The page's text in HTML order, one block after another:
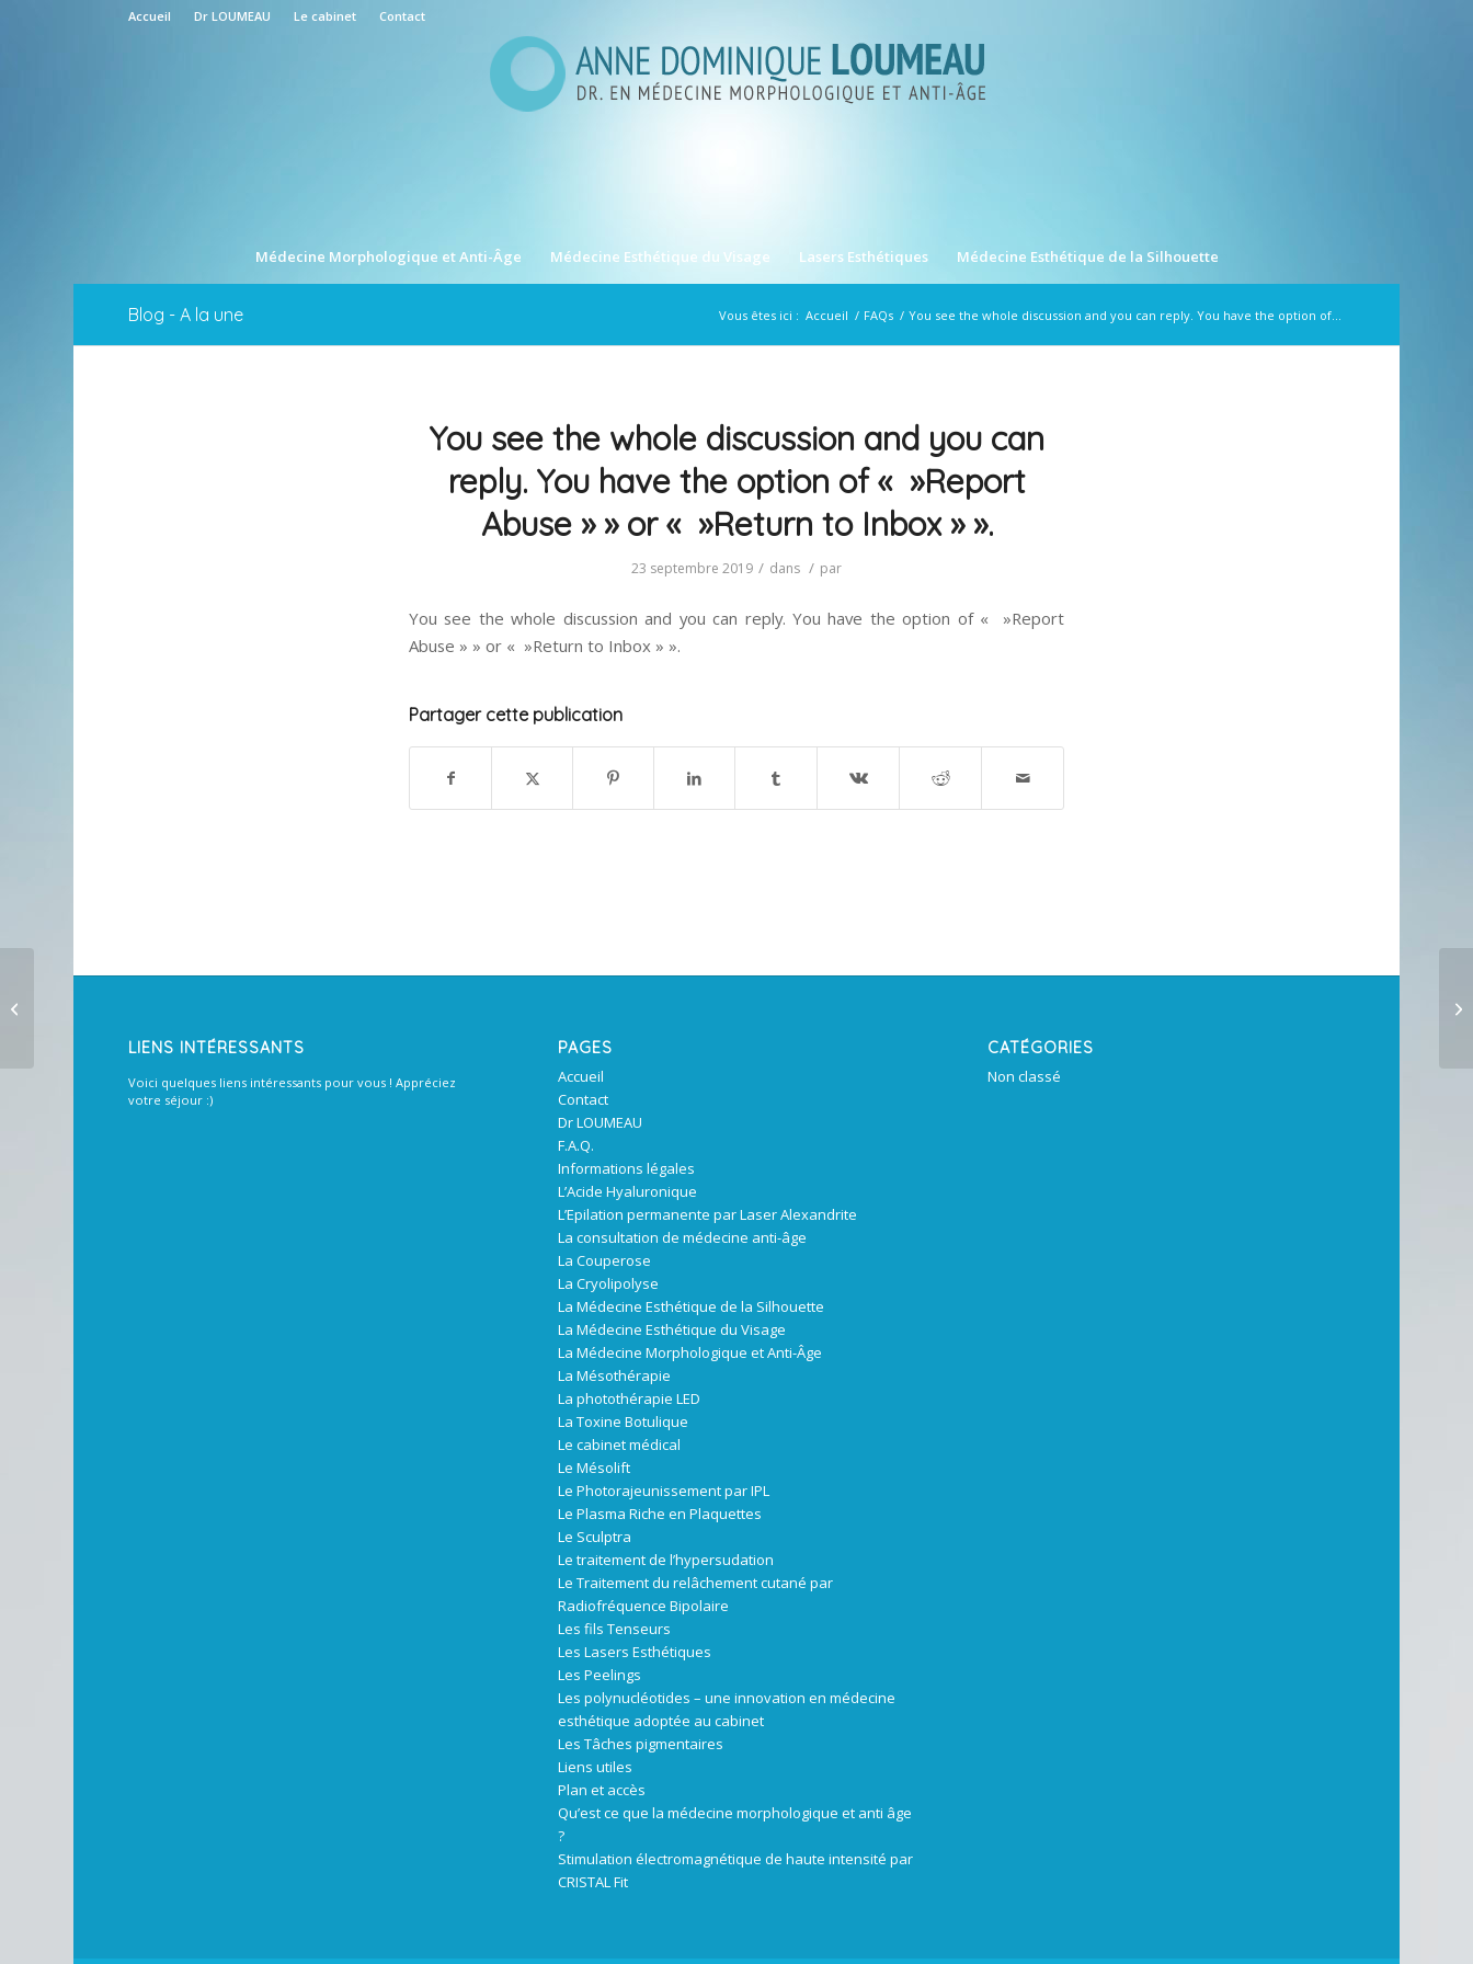
Accueil Dr LOUMEAU Le cabinet Contact
Médecine Morphologique et Anti-Âge Médecine Esthétique du Visage Lasers Esthétiques Médecine Esthétique de la Silhouette
Blog - A la une Vous êtes ici : Accueil / FAQs / You see the whole discussion and you can reply. You have the option of...
You see the whole discussion and you can
reply. You have the option of « »Report
Abuse » » or « »Return to Inbox » ».
23 septembre 2019 / dans / par
You see the whole discussion and you can reply. You have the option of « »Report
Abuse » » or « »Return to Inbox » ».
Partager cette publication
LIENS INTÉRESSANTS
Voici quelques liens intéressants pour vous ! Appréciez
votre séjour :)
PAGES
Accueil
Contact
Dr LOUMEAU
F.A.Q.
Informations légales
L’Acide Hyaluronique
L’Epilation permanente par Laser Alexandrite
La consultation de médecine anti-âge
La Couperose
La Cryolipolyse
La Médecine Esthétique de la Silhouette
La Médecine Esthétique du Visage
La Médecine Morphologique et Anti-Âge
La Mésothérapie
La photothérapie LED
La Toxine Botulique
Le cabinet médical
Le Mésolift
Le Photorajeunissement par IPL
Le Plasma Riche en Plaquettes
Le Sculptra
Le traitement de l’hypersudation
Le Traitement du relâchement cutané par
Radiofréquence Bipolaire
Les fils Tenseurs
Les Lasers Esthétiques
Les Peelings
Les polynucléotides – une innovation en médecine
esthétique adoptée au cabinet
Les Tâches pigmentaires
Liens utiles
Plan et accès
Qu’est ce que la médecine morphologique et anti âge
?
Stimulation électromagnétique de haute intensité par
CRISTAL Fit
CATÉGORIES
Non classé